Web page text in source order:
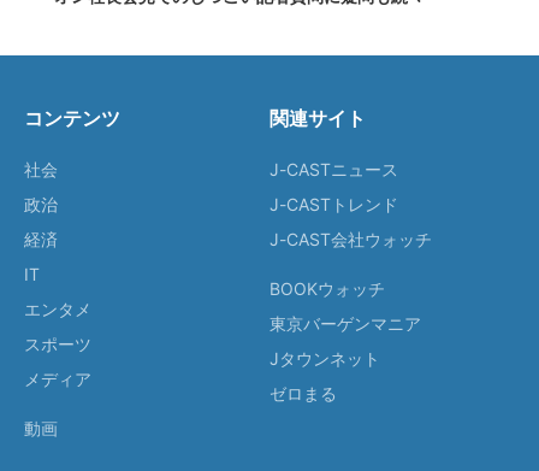
コンテンツ
社会
政治
経済
IT
エンタメ
スポーツ
メディア
動画
関連サイト
J-CASTニュース
J-CASTトレンド
J-CAST会社ウォッチ
BOOKウォッチ
東京バーゲンマニア
Jタウンネット
ゼロまる